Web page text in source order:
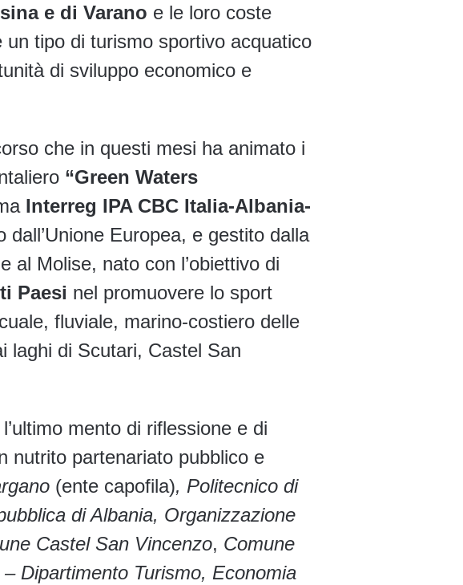
e di Varano e le loro coste
tipo di turismo sportivo acquatico
di sviluppo economico e
che in questi mesi ha animato i
“Green Waters
Interreg IPA CBC Italia-Albania-
dall’Unione Europea, e gestito dalla
al Molise, nato con l’obiettivo di
Paesi nel promuovere lo sport
fluviale, marino-costiero delle
laghi di Scutari, Castel San
mento di riflessione e di
nutrito partenariato pubblico e
(ente capofila), Politecnico di
di Albania, Organizzazione
Castel San Vincenzo, Comune
Dipartimento Turismo, Economia